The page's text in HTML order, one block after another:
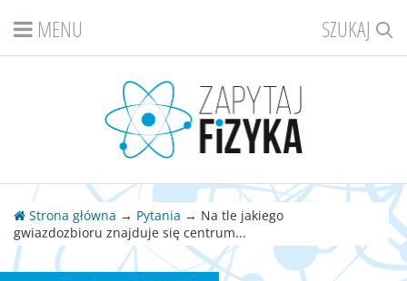
SZUKAJ
MENU
Strona główna → Pytania → Na tle jakiego
gwiazdozbioru znajduje się centrum...